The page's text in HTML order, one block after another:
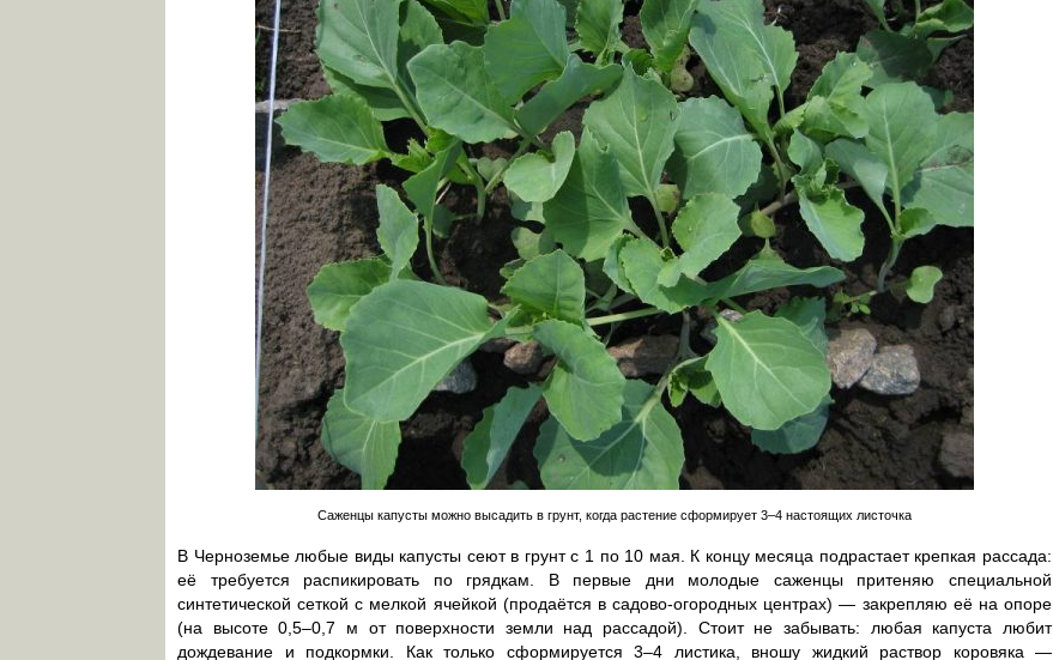
Саженцы капусты можно высадить в грунт, когда растение сформирует 3–4 настоящих листочка
В Черноземье любые виды капусты сеют в грунт с 1 по 10 мая. К концу месяца подрастает крепкая рассада:
её требуется распикировать по грядкам. В первые дни молодые саженцы притеняю специальной
синтетической сеткой с мелкой ячейкой (продаётся в садово-огородных центрах) — закрепляю её на опоре
(на высоте 0,5–0,7 м от поверхности земли над рассадой). Стоит не забывать: любая капуста любит
дождевание и подкормки. Как только сформируется 3–4 листика, вношу жидкий раствор коровяка —